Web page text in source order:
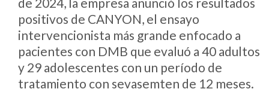
positivos de CANYON, el ensayo
intervencionista más grande enfocado a
pacientes con DMB que evaluó a 40 adultos
y 29 adolescentes con un período de
tratamiento con sevasemten de 12 meses.